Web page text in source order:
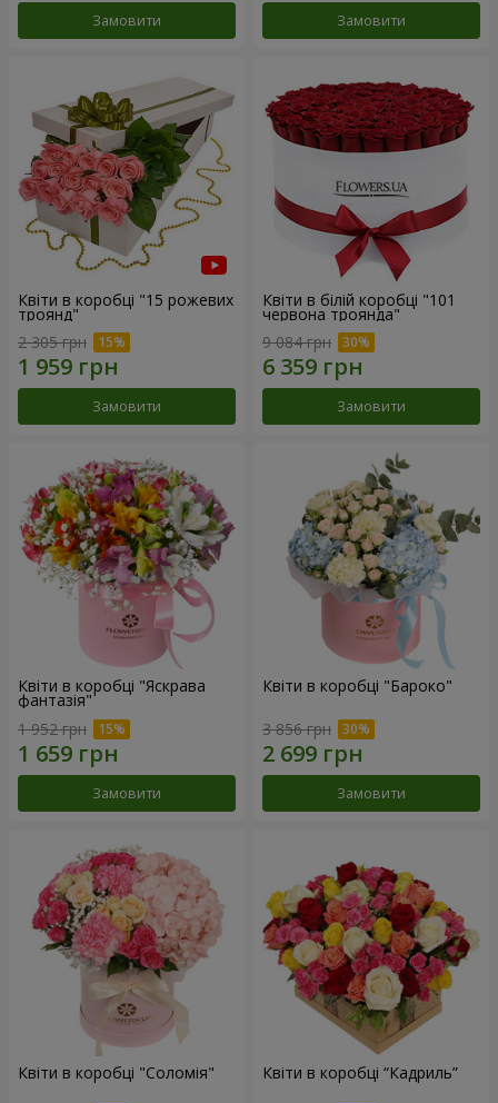
Замовити Замовити
Квіти в коробці "15 рожевих
троянд"
2 305 грн
Замовити
Квіти в білій коробці "101
червона троянда"
9 084 грн
Замовити
Квіти в коробці "Яскрава
фантазія"
1 952 грн
Замовити
Квіти в коробці "Бароко"
3 856 грн
Замовити
Квіти в коробці "Соломія" Квіти в коробці “Кадриль”